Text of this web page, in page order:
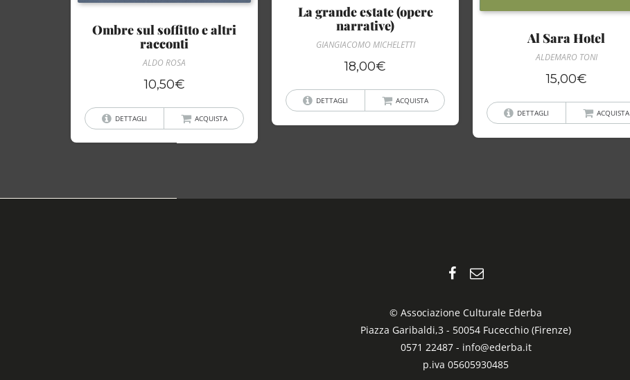
Ombre sul soffitto e altri
racconti
ALDO ROSA
10,50€
DETTAGLI ACQUISTA
La grande estate (opere
narrative)
GIANGIACOMO MICHELETTI
18,00€
DETTAGLI ACQUISTA
Al Sara Hotel
ALDEMARO TONI
15,00€
DETTAGLI ACQUISTA
© Associazione Culturale Ederba
Piazza Garibaldi,3 - 50054 Fucecchio (Firenze)
0571 22487 - info@ederba.it
p.iva 05605930485